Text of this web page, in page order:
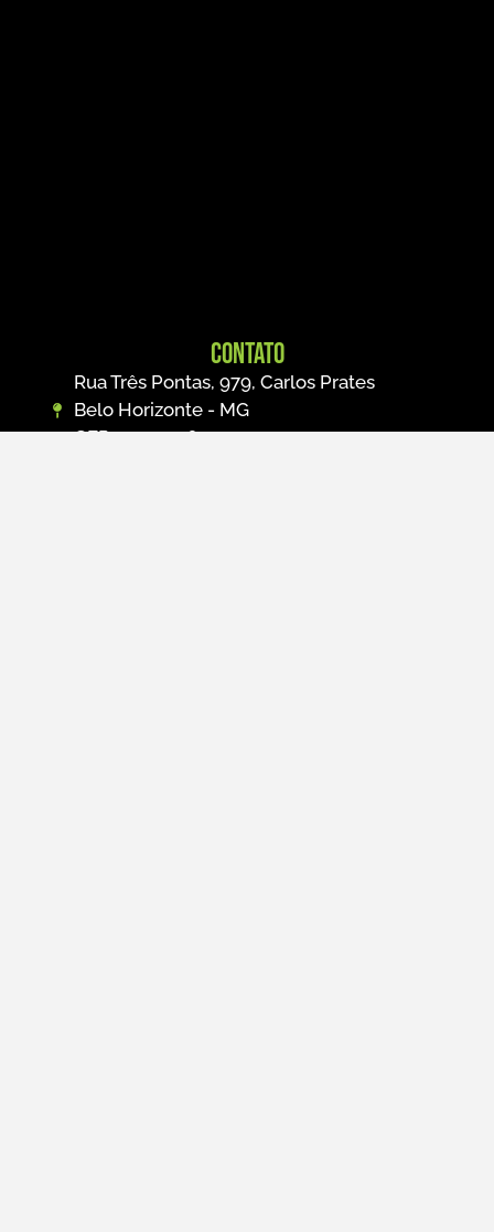
Contato
Rua Três Pontas, 979, Carlos Prates
Belo Horizonte - MG
CEP: 30710-560